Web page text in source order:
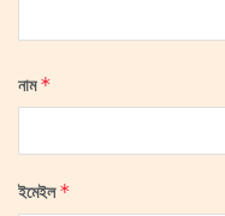
নাম*
ইমেইল*